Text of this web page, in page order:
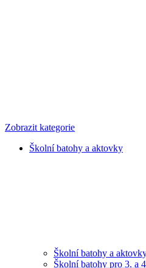
Zobrazit kategorie
Školní batohy a aktovky
Školní batohy a
Školní batohy pro 3. a